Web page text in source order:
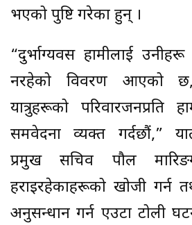
भएको पुष्टि गरेका हुन् ।
“दुर्भाग्यवस हामीलाई
नरहेको विवरण आएको
यात्रुहरूको परिवारजनप्रति
समवेदना व्यक्त गर्दछौं,”
प्रमुख सचिव पौल
हराइरहेकाहरूको खोजी गर्न
अनुसन्धान गर्न एउटा टोली